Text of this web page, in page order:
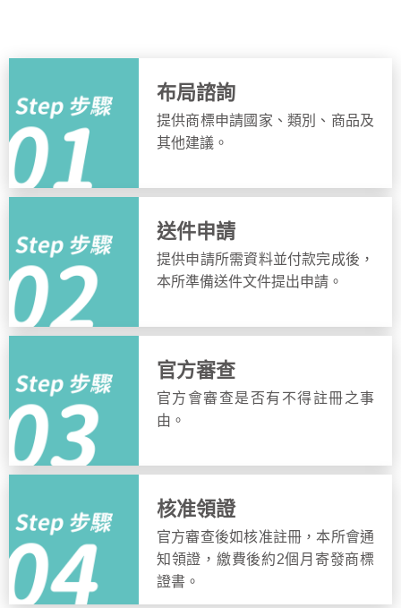
布局諮詢
提供商標申請國家、類別、商品及
其他建議。
送件申請
提供申請所需資料並付款完成後，
本所準備送件文件提出申請。
官方審查
官方會審查是否有不得註冊之事
由。
核准領證
官方審查後如核准註冊，本所會通
知領證，繳費後約2個月寄發商標
證書。